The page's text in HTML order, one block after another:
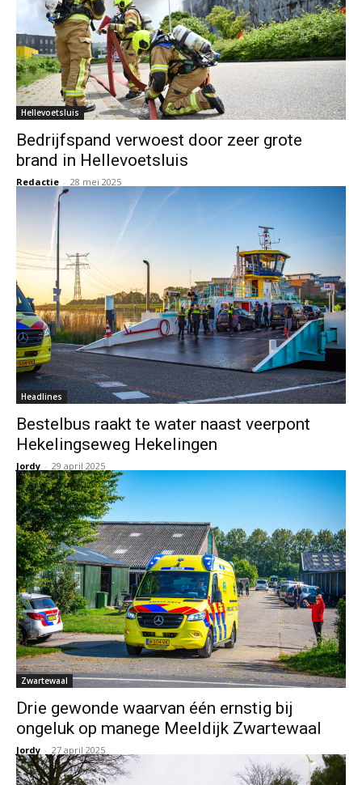
Hellevoetsluis
Bedrijfspand verwoest door zeer grote
brand in Hellevoetsluis
Redactie - 28 mei 2025
Headlines
Bestelbus raakt te water naast veerpont
Hekelingseweg Hekelingen
Jordy - 29 april 2025
Zwartewaal
Drie gewonde waarvan één ernstig bij
ongeluk op manege Meeldijk Zwartewaal
Jordy - 27 april 2025